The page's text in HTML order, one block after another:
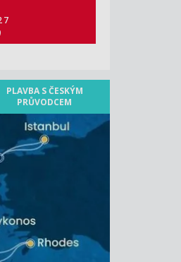
PLAVBA S ČESKÝM
PRŮVODCEM
DETAIL
– 16.07.2027
40 410 KČ/OS.